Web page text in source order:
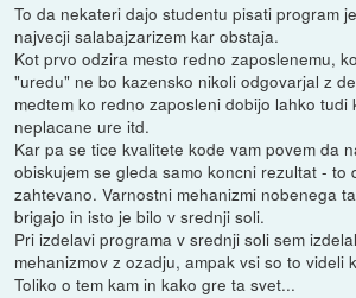
To da nekateri dajo studentu pisati program
najvecji salabajzarizem kar obstaja.
Kot prvo odzira mesto redno zaposlenemu,
"uredu" ne bo kazensko nikoli odgovarjal z
medtem ko redno zaposleni dobijo lahko tudi
neplacane ure itd.
Kar pa se tice kvalitete kode vam povem da
obiskujem se gleda samo koncni rezultat - to
zahtevano. Varnostni mehanizmi nobenega
brigajo in isto je bilo v srednji soli.
Pri izdelavi programa v srednji soli sem
mehanizmov z ozadju, ampak vsi so to videli
Toliko o tem kam in kako gre ta svet...